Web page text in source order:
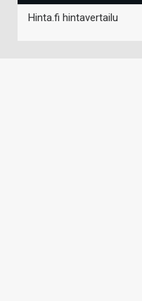
Hinta.fi hintavertailu